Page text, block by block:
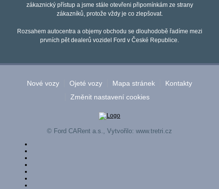
zákaznický přístup a jsme stále otevřeni připomínkám ze strany
zákazníků, protože vždy je co zlepšovat.
Rozsahem autocentra a objemy obchodu se dlouhodobě řadíme mezi
prvních pět dealerů vozidel Ford v České Republice.
Nové vozy Ojeté vozy Mapa stránek
Kontakty
Změnit nastavení cookies
© Ford CARent a.s., Vytvořilo: www.tretri.cz